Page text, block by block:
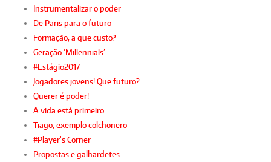
Instrumentalizar o poder
De Paris para o futuro
Formação, a que custo?
Geração ‘Millennials’
#Estágio2017
Jogadores jovens! Que futuro?
Querer é poder!
A vida está primeiro
Tiago, exemplo colchonero
#Player’s Corner
Propostas e galhardetes